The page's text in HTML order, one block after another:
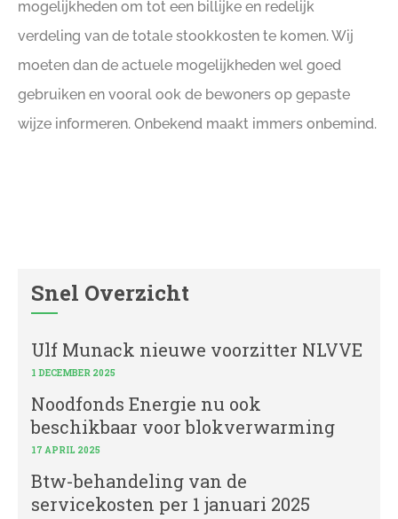
mogelijkheden om tot een billijke en redelijk
verdeling van de totale stookkosten te komen. Wij
moeten dan de actuele mogelijkheden wel goed
gebruiken en vooral ook de bewoners op gepaste
wijze informeren. Onbekend maakt immers onbemind.
Snel Overzicht
Ulf Munack nieuwe voorzitter NLVVE
1 DECEMBER 2025
Noodfonds Energie nu ook
beschikbaar voor blokverwarming
17 APRIL 2025
Btw-behandeling van de
servicekosten per 1 januari 2025